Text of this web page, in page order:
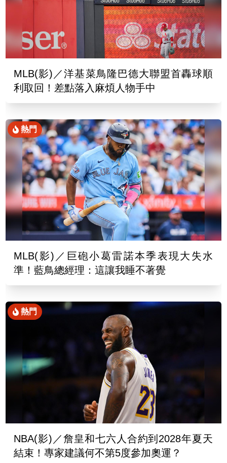
MLB(影)／洋基菜鳥隆巴德大聯盟首轟球順
利取回！差點落入麻煩人物手中
熱門
MLB(影)／巨砲小葛雷諾本季表現大失水
準！藍鳥總經理：這讓我睡不著覺
熱門
NBA(影)／詹皇和七六人合約到2028年夏天
結束！專家建議何不第5度參加奧運？